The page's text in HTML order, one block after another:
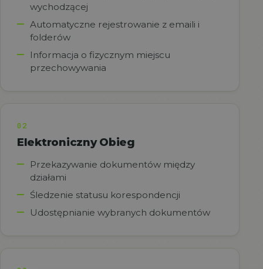
wychodzącej
Automatyczne rejestrowanie z emaili i
folderów
Informacja o fizycznym miejscu
przechowywania
02
Elektroniczny Obieg
Przekazywanie dokumentów między
działami
Śledzenie statusu korespondencji
Udostępnianie wybranych dokumentów